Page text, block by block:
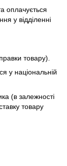
оплачується
у відділенні
товару).
у національній
(в залежності
товару